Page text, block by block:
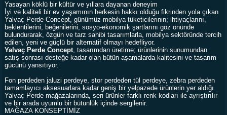
Yasayan köklü bir kültür ve yıllara dayanan deneyim
İyi ve kaliteli bir ev yaşamının herkesin hakkı olduğu fikrinden yola çıkan
Yalvaç Perde Concept, günümüz mobilya tüketicilerinin; ihtiyaçlarını,
beklentilerini, beğenilerini, sosyo-ekonomik şartlarını göz önünde
bulundurarak, özgün ve tarz sahibi tasarımlarla, mobilya sektöründe tercih
edilen, yeni ve güçlü bir alternatif olmayı hedefliyor.
Yalvaç Perde Concept, tasarımdan üretime; ürünlerinin sunumundan
satış sonrası desteğe kadar olan bütün aşamalarda kalitesini ve tasarım
gücünü yansıtıyor.
Fon perdeden jaluzi perdeye, stor perdeden tül perdeye, zebra perdeden
tamamlayıcı aksesuarlara kadar geniş bir yelpazede ürünlerin yer aldığı
Yalvaç Perde mağazalarında, seri ürünler farklı renk kodları ile ayrıştırılır
ve bir arada uyumlu bir bütünlük içinde sergilenir.
MAĞAZA KONSEPTİMİZ